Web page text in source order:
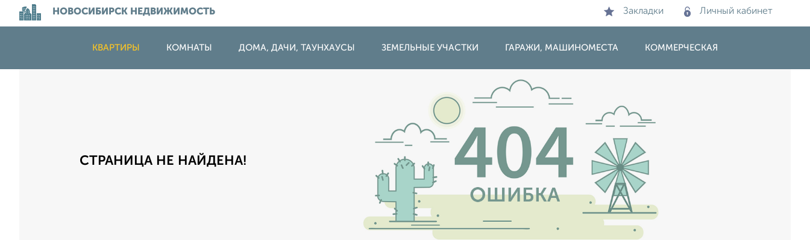
НОВОСИБИРСК НЕДВИЖИМОСТЬ Закладки Личный кабинет
КВАРТИРЫ КОМНАТЫ ДОМА, ДАЧИ, ТАУНХАУСЫ ЗЕМЕЛЬНЫЕ УЧАСТКИ ГАРАЖИ, МАШИНОМЕСТА КОММЕРЧЕСКАЯ
СТРАНИЦА НЕ НАЙДЕНА!